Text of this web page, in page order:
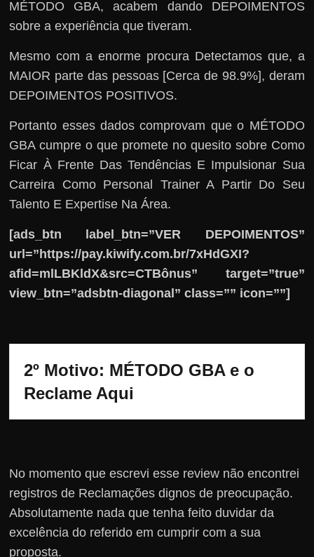
MÉTODO GBA, acabem dando DEPOIMENTOS
sobre a experiência que tiveram.
Mesmo com a enorme procura Detectamos que, a
MAIOR parte das pessoas [Cerca de 98.9%], deram
DEPOIMENTOS POSITIVOS.
Portanto esses dados comprovam que o MÉTODO
GBA cumpre o que promete no quesito sobre Como
Ficar À Frente Das Tendências E Impulsionar Sua
Carreira Como Personal Trainer A Partir Do Seu
Talento E Expertise Na Área.
[ads_btn label_btn=”VER DEPOIMENTOS”
url=”https://pay.kiwify.com.br/7xHdGXI?
afid=mlLBKldX&src=CTBônus” target=”true”
view_btn=”adsbtn-diagonal” class=”” icon=””]
2º Motivo: MÉTODO GBA e o
Reclame Aqui
No momento que escrevi esse review não encontrei
registros de Reclamações dignos de preocupação.
Absolutamente nada que tenha feito duvidar da
excelência do referido em cumprir com a sua
proposta.